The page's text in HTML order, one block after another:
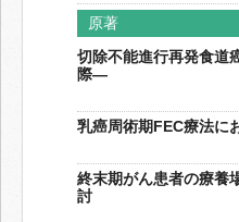
原著
切除不能進行再発食道
際―
乳癌周術期FEC療法に
終末期がん患者の療養
討